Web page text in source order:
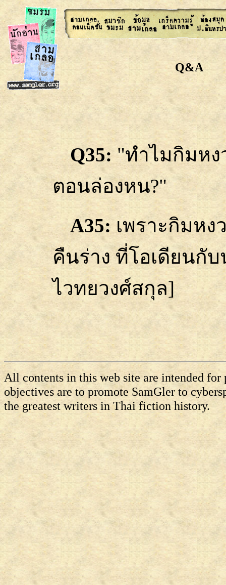
Q&A
Q35:"ทำไมกิมห
ตอนล่องหน?"
A35:เพราะกิมหง
คืนร่าง ที่โอเดียนกั
ไวทยวงศ์สกุล]
All contents in this web site are intended
objectives are to promote SamGler to
the greatest writers in Thai fiction history.